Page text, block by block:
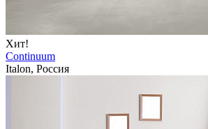
Хит!
Continuum
Italon, Россия